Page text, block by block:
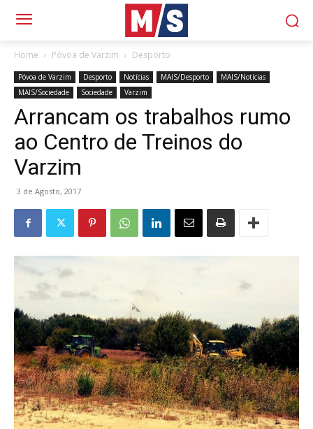
Home Póvoa de Varzim Desporto
Póvoa de Varzim Desporto Notícias MAIS/Desporto
MAIS/Notícias
MAIS/Sociedade
Sociedade Varzim
Arrancam os trabalhos rumo
ao Centro de Treinos do
Varzim
3 de Agosto, 2017